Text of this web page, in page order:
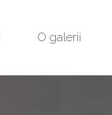
O galerii